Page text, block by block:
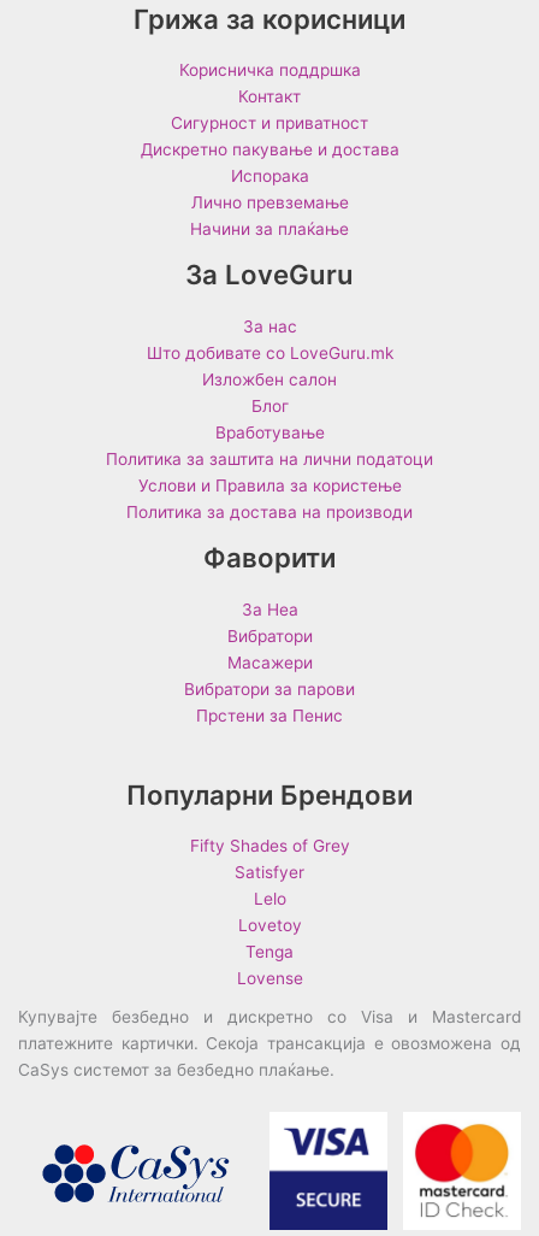
Грижа за корисници
Корисничка поддршка
Контакт
Сигурност и приватност
Дискретно пакување и достава
Испорака
Лично превземање
Начини за плаќање
За LoveGuru
За нас
Што добивате со LoveGuru.mk
Изложбен салон
Блог
Вработување
Политика за заштита на лични податоци
Услови и Правила за користење
Политика за достава на производи
Фаворити
За Неа
Вибратори
Масажери
Вибратори за парови
Прстени за Пенис
Популарни Брендови
Fifty Shades of Grey
Satisfyer
Lelo
Lovetoy
Tenga
Lovense
Купувајте безбедно и дискретно со Visa и Mastercard
платежните картички. Секоја трансакција е овозможена од
CaSys системот за безбедно плаќање.